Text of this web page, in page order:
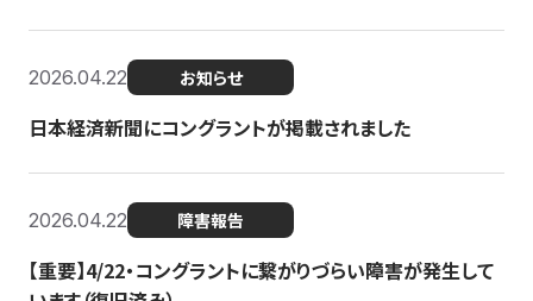
2026.04.22 お知らせ
日本経済新聞にコングラントが掲載されました
2026.04.22 障害報告
【重要】4/22・コングラントに繋がりづらい障害が発生して